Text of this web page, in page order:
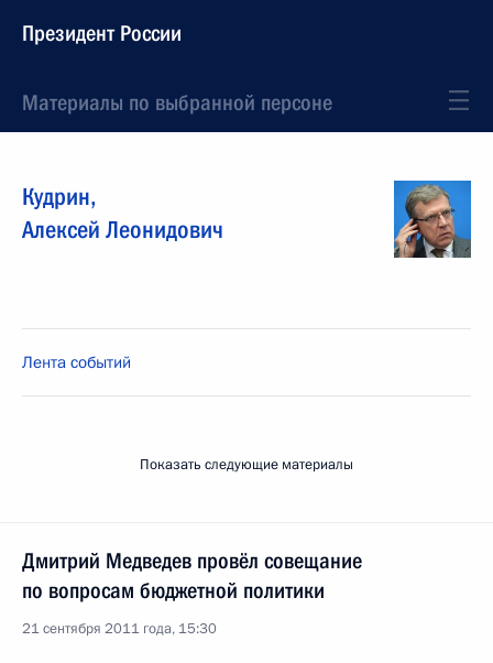
Президент России
Материалы по выбранной персоне
Кудрин,
Алексей Леонидович
Лента событий
Показать следующие материалы
Дмитрий Медведев провёл совещание
по вопросам бюджетной политики
21 сентября 2011 года, 15:30